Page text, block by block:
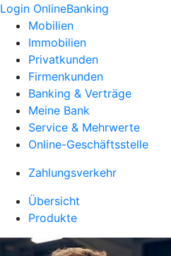
Login OnlineBanking
Mobilien
Immobilien
Privatkunden
Firmenkunden
Banking & Verträge
Meine Bank
Service & Mehrwerte
Online-Geschäftsstelle
Zahlungsverkehr
Übersicht
Produkte